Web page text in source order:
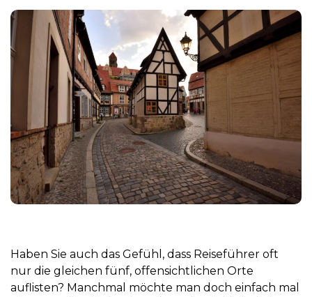
Haben Sie auch das Gefühl, dass Reiseführer oft
nur die gleichen fünf, offensichtlichen Orte
auflisten? Manchmal möchte man doch einfach mal